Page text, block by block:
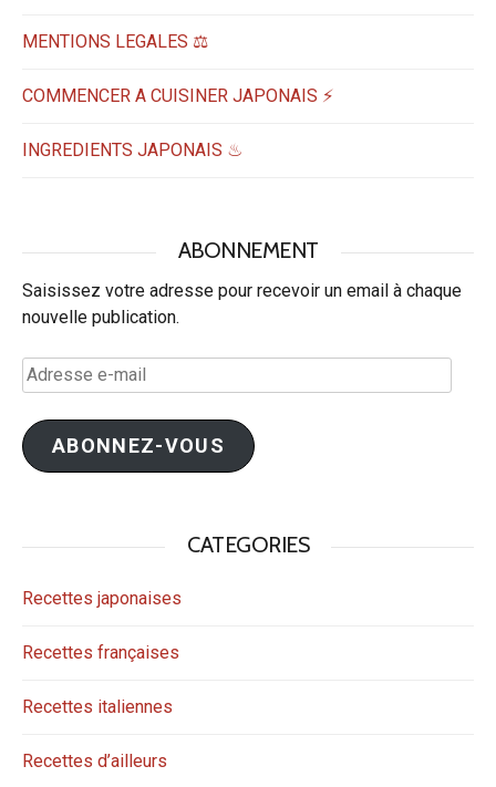
MENTIONS LEGALES ⚖️
COMMENCER A CUISINER JAPONAIS ⚡
INGREDIENTS JAPONAIS ♨
ABONNEMENT
Saisissez votre adresse pour recevoir un email à chaque
nouvelle publication.
Adresse
e-
mail
ABONNEZ-VOUS
CATEGORIES
Recettes japonaises
Recettes françaises
Recettes italiennes
Recettes d’ailleurs